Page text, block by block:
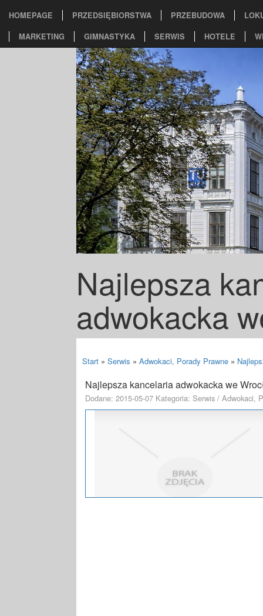
HOMEPAGE PRZEDSIĘBIORSTWA PRZEBUDOWA
MARKETING
GIMNASTYKA SERWIS HOTELE
Najlepsza
adwokacka
Start » Serwis » Adwokaci, Porady Prawne »
Najlepsza kancelaria adwokacka we
Dodane: 2015-05-07 Kategoria: Serwis / Adwokaci,